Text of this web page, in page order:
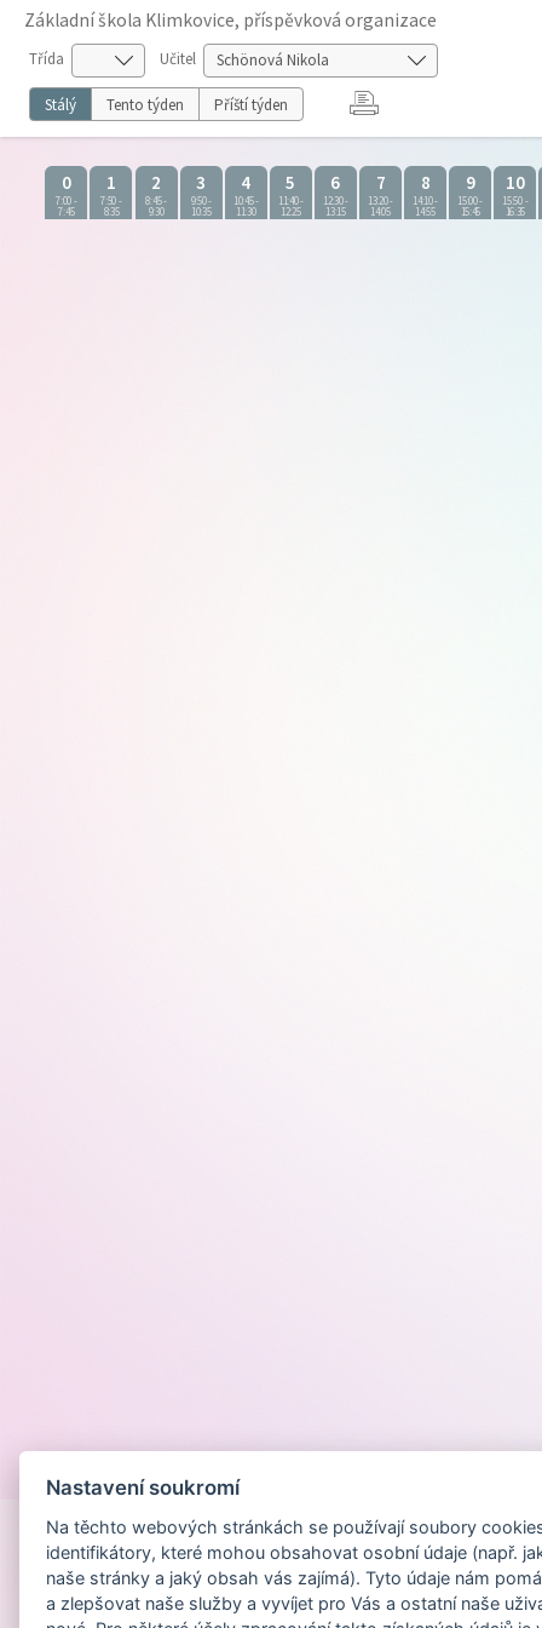
Základní škola Klimkovice, příspěvková organizace
Třída Učitel
Stálý Tento týden Příští týden
0
7:00-
7:45
1
7:50-
8:35
2
8:45-
9:30
3
9:50-
10:35
4
10:45-
11:30
5
11:40-
12:25
6
12:30-
13:15
7
13:20-
14:05
8
14:10-
14:55
9
15:00-
15:45
10
15:50-
16:35
Nastavení soukromí
Na těchto webových stránkách se používají soubory
identifikátory, které mohou obsahovat osobní údaje (např.
naše stránky a jaký obsah vás zajímá). Tyto údaje nám
a zlepšovat naše služby a vyvíjet pro Vás a ostatní naše